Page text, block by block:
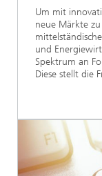
Um mit
neue Märkte
und
Spektrum an
Diese stellt die